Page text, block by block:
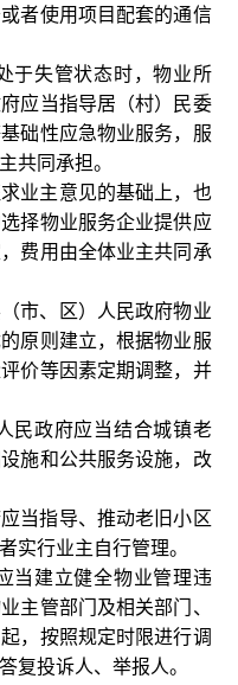
者使用项目配套的通信
于失管状态时，物业所
应当指导居（村）民委
础性应急物业服务，服
共同承担。
业主意见的基础上，也
择物业服务企业提供应
费用由全体业主共同承
市、区）人民政府物业
原则建立，根据物业服
价等因素定期调整，并
民政府应当结合城镇老
施和公共服务设施，改
当指导、推动老旧小区
实行业主自行管理。
当建立健全物业管理违
主管部门及相关部门、
，按照规定时限进行调
复投诉人、举报人。